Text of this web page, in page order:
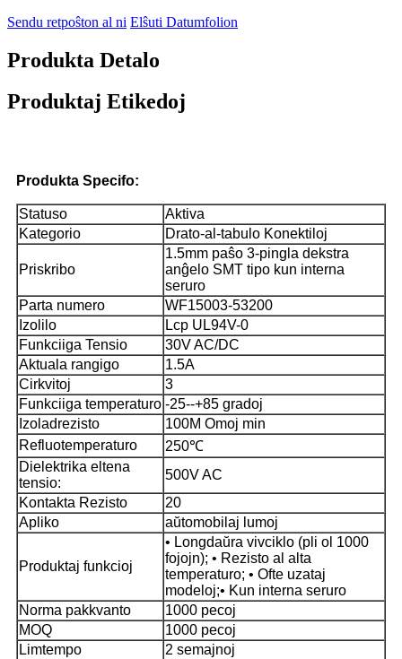
Sendu retpoŝton al ni Elŝuti Datumfolion
Produkta Detalo
Produktaj Etikedoj
Produkta Specifo:
Statuso
Aktiva
Kategorio
Drato-al-tabulo Konektiloj
Priskribo
1.5mm paŝo 3-pingla dekstra
anĝelo SMT tipo kun interna
seruro
Parta numero
WF15003-53200
Izolilo
Lcp UL94V-0
Funkciiga Tensio
30V AC/DC
Aktuala rangigo
1.5A
Cirkvitoj
3
Funkciiga temperaturo -25--+85 gradoj
Izoladrezisto
100M Omoj min
Refluotemperaturo
250℃
Dielektrika eltena
tensio:
500V AC
Kontakta Rezisto
20
Apliko
aŭtomobilaj lumoj
Produktaj funkcioj
• Longdaŭra vivciklo (pli ol 1000
fojojn); • Rezisto al alta
temperaturo; • Ofte uzataj
modeloj;• Kun interna seruro
Norma pakkvanto
1000 pecoj
MOQ
1000 pecoj
Limtempo
2 semajnoj